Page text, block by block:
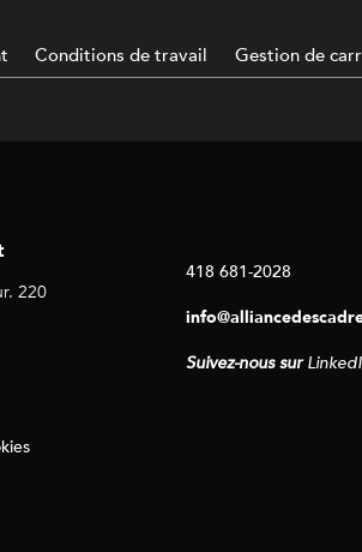
Conditions de travail Gestion de
220
418 681-2028
Suivez-nous sur